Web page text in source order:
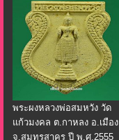
พระผงหลวงพ่อสมหวัง วัด
แก้วมงคล ต.กาหลง อ.เมือง
จ.สมุทรสาคร ปี พ.ศ.2555